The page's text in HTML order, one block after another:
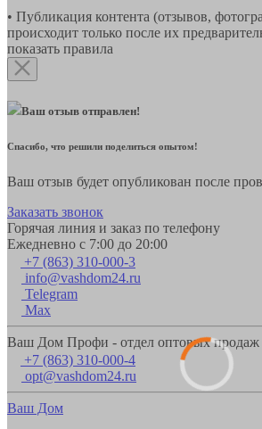
• Публикация контента (отзывов,
происходит только после их
показать правила
Ваш отзыв отправлен!
Спасибо, что решили поделиться опытом!
Ваш отзыв будет опубликован после
Заказать звонок
Горячая линия и заказ по телефону
Ежедневно с 7:00 до 20:00
+7 (863) 310-000-3
info@vashdom24.ru
Telegram
Max
Ваш Дом Профи - отдел оптовых продаж
+7 (863) 310-000-4
opt@vashdom24.ru
Ваш Дом